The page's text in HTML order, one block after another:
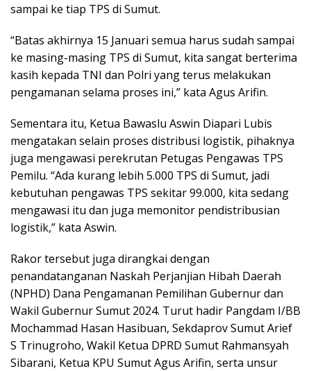
sampai ke tiap TPS di Sumut.
“Batas akhirnya 15 Januari semua harus sudah sampai
ke masing-masing TPS di Sumut, kita sangat berterima
kasih kepada TNI dan Polri yang terus melakukan
pengamanan selama proses ini,” kata Agus Arifin.
Sementara itu, Ketua Bawaslu Aswin Diapari Lubis
mengatakan selain proses distribusi logistik, pihaknya
juga mengawasi perekrutan Petugas Pengawas TPS
Pemilu. “Ada kurang lebih 5.000 TPS di Sumut, jadi
kebutuhan pengawas TPS sekitar 99.000, kita sedang
mengawasi itu dan juga memonitor pendistribusian
logistik,” kata Aswin.
Rakor tersebut juga dirangkai dengan
penandatanganan Naskah Perjanjian Hibah Daerah
(NPHD) Dana Pengamanan Pemilihan Gubernur dan
Wakil Gubernur Sumut 2024. Turut hadir Pangdam I/BB
Mochammad Hasan Hasibuan, Sekdaprov Sumut Arief
S Trinugroho, Wakil Ketua DPRD Sumut Rahmansyah
Sibarani, Ketua KPU Sumut Agus Arifin, serta unsur